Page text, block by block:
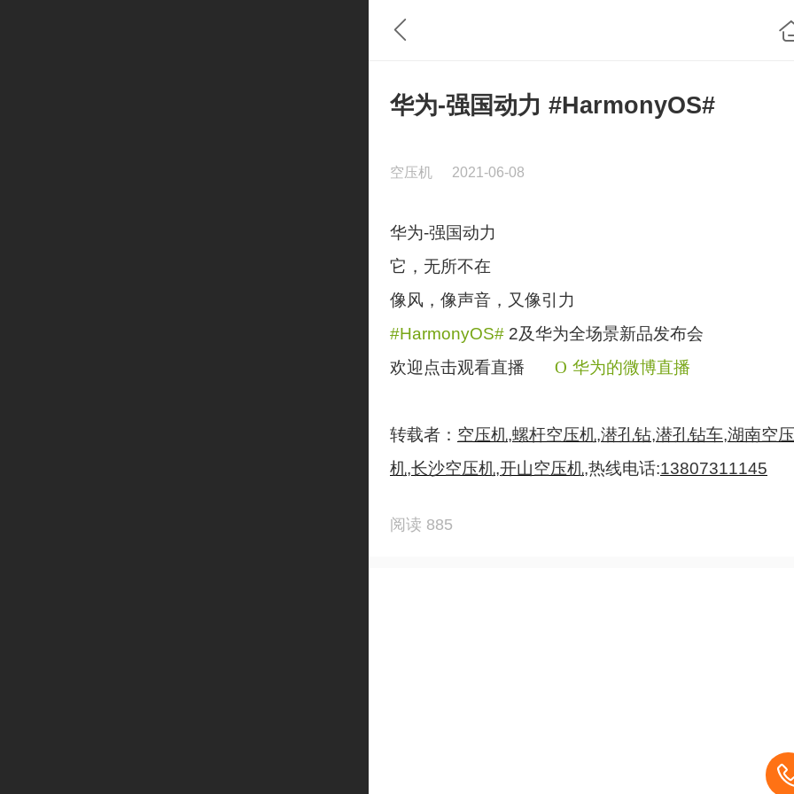
华为-强国动力 #HarmonyOS#
空压机 2021-06-08
华为-强国动力
它，无所不在
像风，像声音，又像引力
#HarmonyOS# 2及华为全场景新品发布会
欢迎点击观看直播
O 华为的微博直播
转载者： 空压机,螺杆空压机,潜孔钻,潜孔钻车,湖南空压
机,长沙空压机,开山空压机,热线电话:13807311145
阅读 885